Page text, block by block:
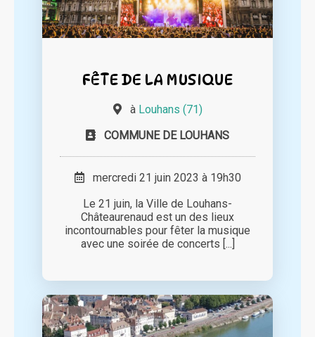
FÊTE DE LA MUSIQUE
à Louhans (71)
COMMUNE DE LOUHANS
mercredi 21 juin 2023 à 19h30
Le 21 juin, la Ville de Louhans-
Châteaurenaud est un des lieux
incontournables pour fêter la musique
avec une soirée de concerts [...]